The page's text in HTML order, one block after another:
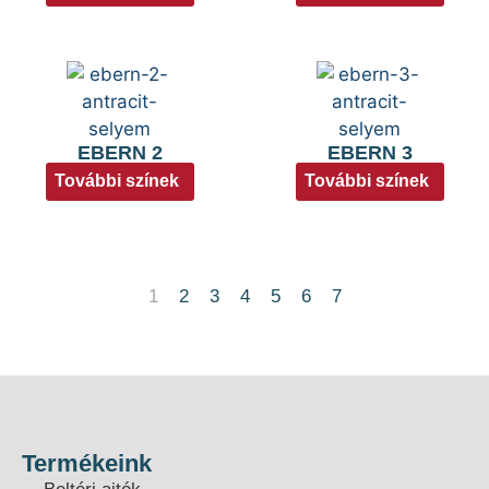
EBERN 2
További színek
EBERN 3
További színek
1 2 3 4 5 6 7
Termékeink